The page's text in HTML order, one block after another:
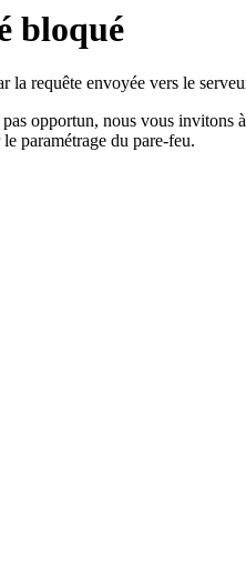
bloqué
requête envoyée vers le
opportun, nous vous invitons
paramétrage du pare-feu.